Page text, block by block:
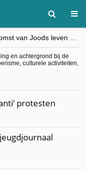
“Besnijdenisdebat toont hoe moeilijk seculiere Westen minderheden begrijpt”, Jinnih Beels (Vooruit)
“Vandaag zit elke Jood in België op de beklaagdenbank”
en achtergrond bij de
culturele activiteiten,
protesten